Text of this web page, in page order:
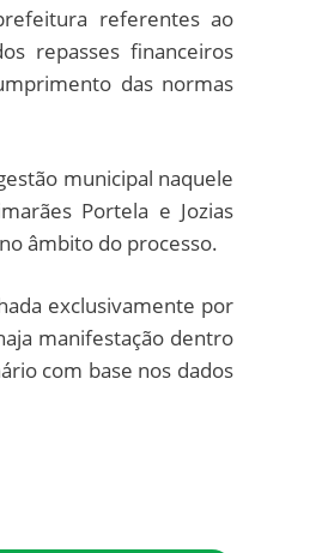
referentes ao
repasses financeiros
das normas
municipal naquele
Portela e Jozias
âmbito do processo.
exclusivamente por
manifestação dentro
com base nos dados